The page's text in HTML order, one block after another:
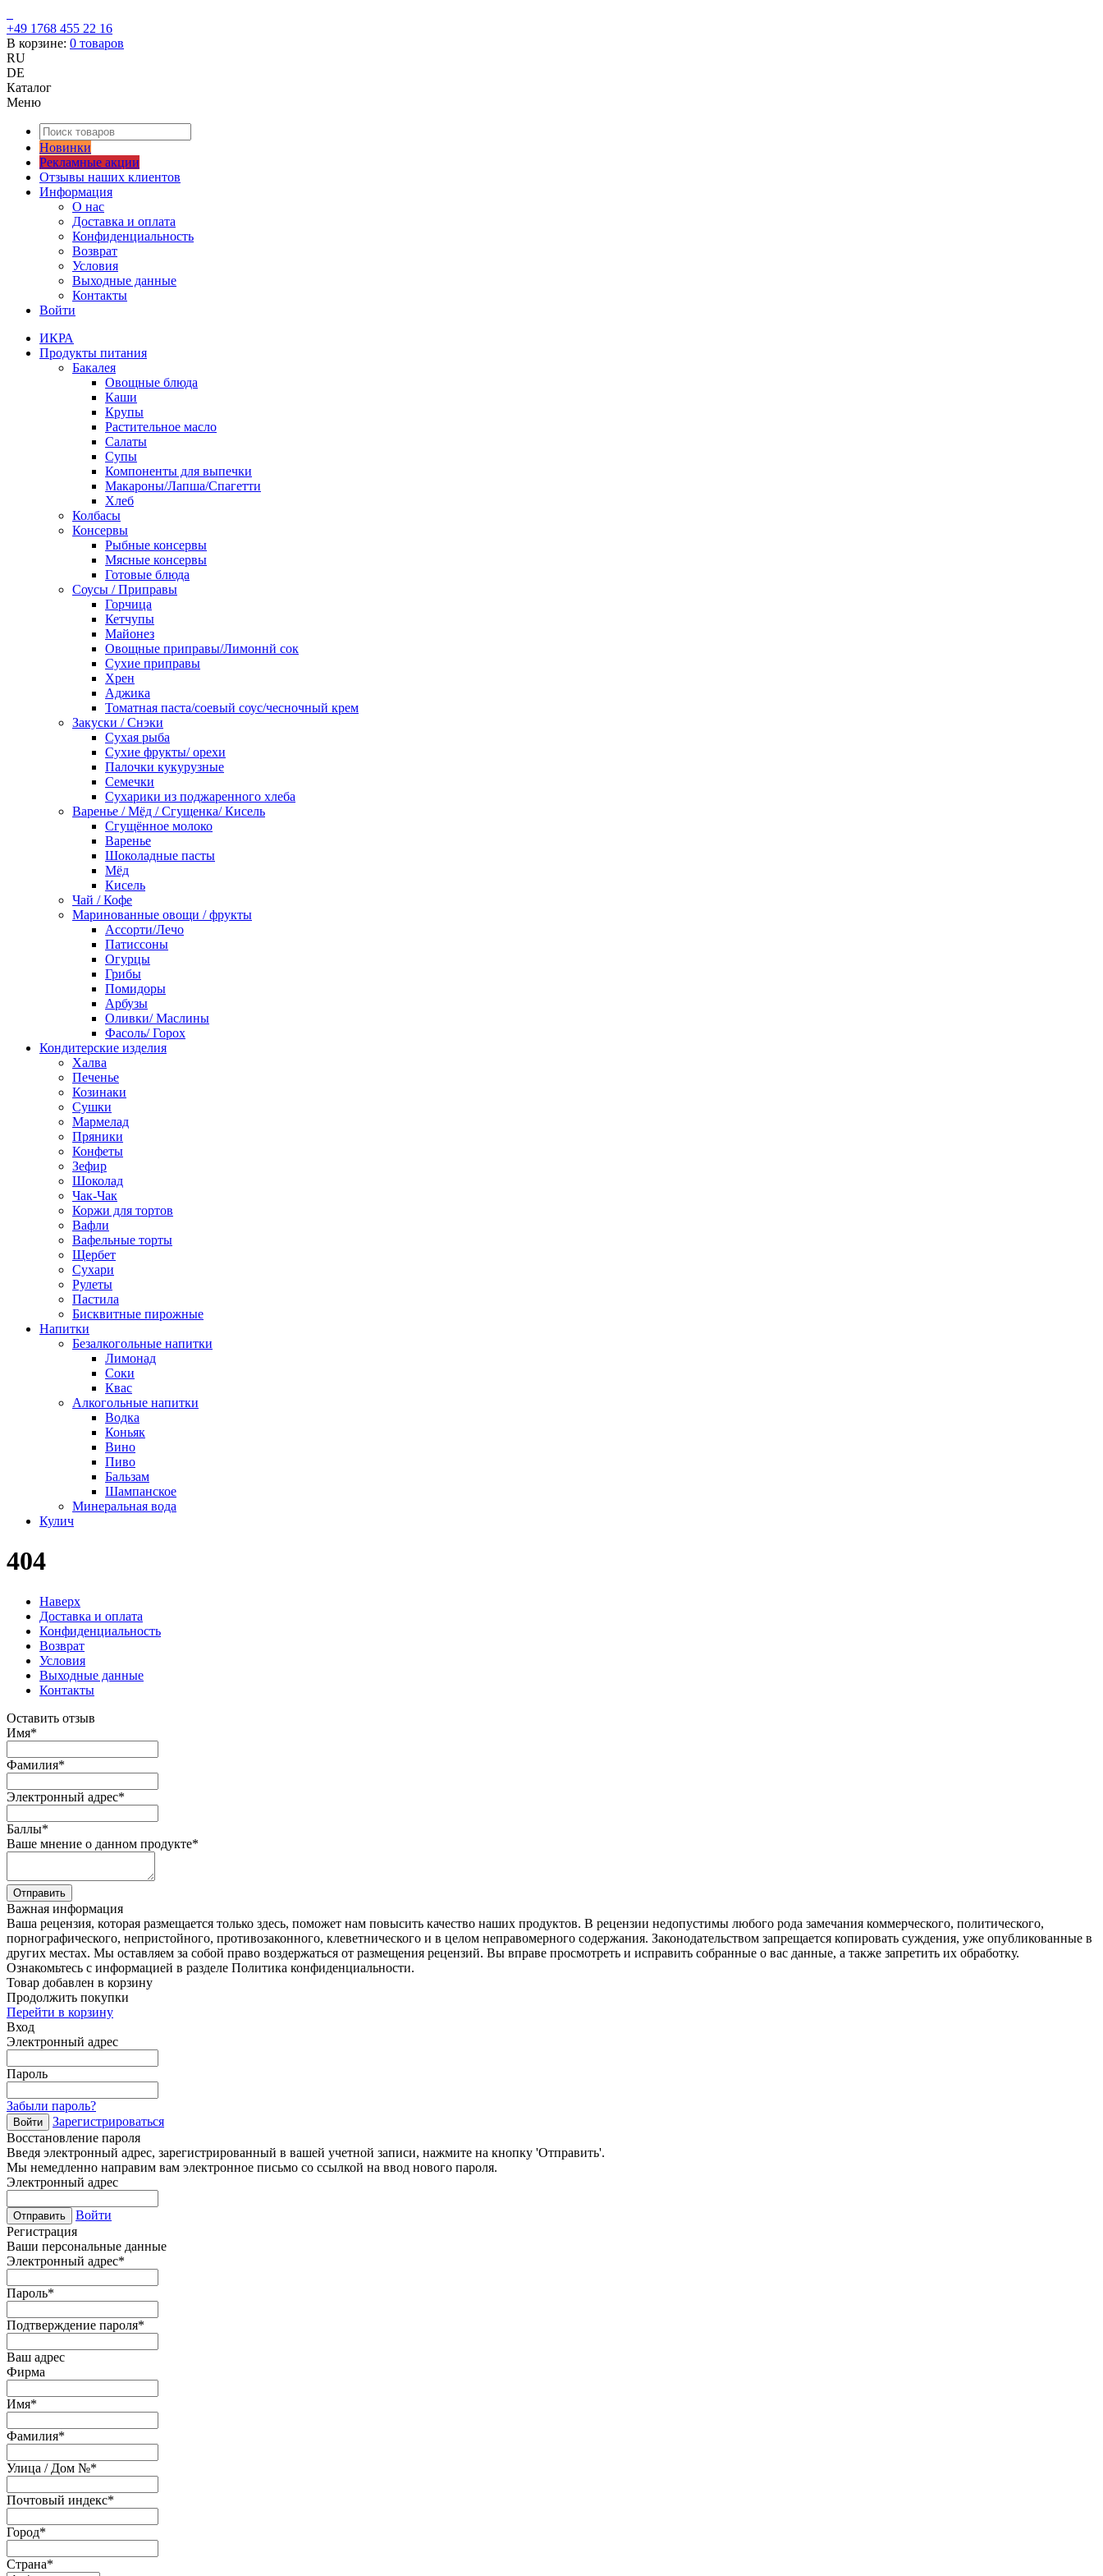
+49 1768 455 22 16
В корзине: 0 товаров
RU
DE
Каталог
Меню
Новинки
Рекламные акции
Отзывы наших клиентов
Информация
О нас
Доставка и оплата
Конфиденциальность
Возврат
Условия
Выходные данные
Контакты
Войти
ИКРА
Продукты питания
Бакалея
Овощные блюда
Каши
Крупы
Растительное масло
Салаты
Супы
Компоненты для выпечки
Макароны/Лапша/Спагетти
Хлеб
Колбасы
Консервы
Рыбные консервы
Мясные консервы
Готовые блюда
Соусы / Приправы
Горчица
Кетчупы
Майонез
Овощные приправы/Лимоннй сок
Сухие приправы
Хрен
Аджика
Томатная паста/соевый соус/чесночный крем
Закуски / Снэки
Сухая рыба
Сухие фрукты/ орехи
Палочки кукурузные
Семечки
Сухарики из поджаренного хлеба
Варенье / Мёд / Сгущенка/ Кисель
Сгущённое молоко
Варенье
Шоколадные пасты
Мёд
Кисель
Чай / Кофе
Маринованные овощи / фрукты
Ассорти/Лечо
Патиссоны
Огурцы
Грибы
Помидоры
Арбузы
Оливки/ Маслины
Фасоль/ Горох
Кондитерские изделия
Халва
Печенье
Козинаки
Сушки
Мармелад
Пряники
Конфеты
Зефир
Шоколад
Чак-Чак
Коржи для тортов
Вафли
Вафельные торты
Щербет
Сухари
Рулеты
Пастила
Бисквитные пирожные
Напитки
Безалкогольные напитки
Лимонад
Соки
Квас
Алкогольные напитки
Водка
Коньяк
Вино
Пиво
Бальзам
Шампанское
Минеральная вода
Кулич
404
Наверх
Доставка и оплата
Конфиденциальность
Возврат
Условия
Выходные данные
Контакты
Оставить отзыв
Имя*
Фамилия*
Электронный адрес*
Баллы*
Ваше мнение о данном продукте*
Отправить
Важная информация
Ваша рецензия, которая размещается только здесь, поможет нам повысить качество наших продуктов. В рецензии недопустимы любого рода замечания коммерческого, политического,
порнографического, непристойного, противозаконного, клеветнического и в целом неправомерного содержания. Законодательством запрещается копировать суждения, уже опубликованные в
других местах. Мы оставляем за собой право воздержаться от размещения рецензий. Вы вправе просмотреть и исправить собранные о вас данные, а также запретить их обработку.
Ознакомьтесь с информацией в разделе Политика конфиденциальности.
Товар добавлен в корзину
Продолжить покупки
Перейти в корзину
Вход
Электронный адрес
Пароль
Забыли пароль?
Войти
Зарегистрироваться
Восстановление пароля
Введя электронный адрес, зарегистрированный в вашей учетной записи, нажмите на кнопку 'Отправить'.
Мы немедленно направим вам электронное письмо со ссылкой на ввод нового пароля.
Электронный адрес
Отправить
Войти
Регистрация
Ваши персональные данные
Электронный адрес*
Пароль*
Подтверждение пароля*
Ваш адрес
Фирма
Имя*
Фамилия*
Улица / Дом №*
Почтовый индекс*
Город*
Страна*